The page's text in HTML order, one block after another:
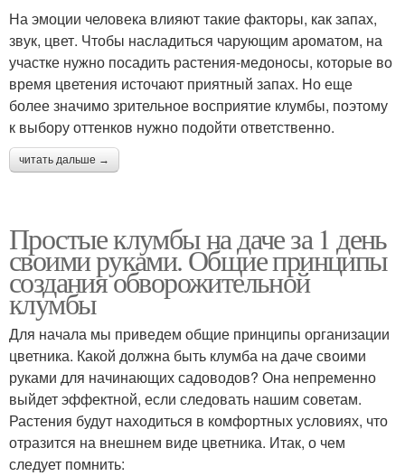
На эмоции человека влияют такие факторы, как запах,
звук, цвет. Чтобы насладиться чарующим ароматом, на
участке нужно посадить растения-медоносы, которые во
время цветения источают приятный запах. Но еще
более значимо зрительное восприятие клумбы, поэтому
к выбору оттенков нужно подойти ответственно.
читать дальше →
Простые клумбы на даче за 1 день
своими руками. Общие принципы
создания обворожительной
клумбы
Для начала мы приведем общие принципы организации
цветника. Какой должна быть клумба на даче своими
руками для начинающих садоводов? Она непременно
выйдет эффектной, если следовать нашим советам.
Растения будут находиться в комфортных условиях, что
отразится на внешнем виде цветника. Итак, о чем
следует помнить: